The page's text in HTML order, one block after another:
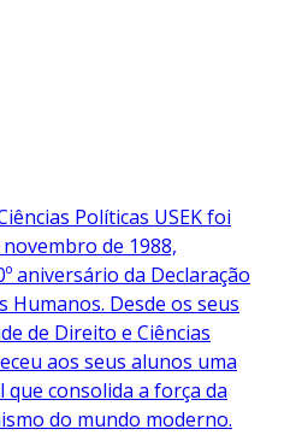
Políticas USEK foi
de 1988,
aniversário da Declaração
Humanos. Desde os seus
de Direito e Ciências
aos seus alunos uma
consolida a força da
do mundo moderno.